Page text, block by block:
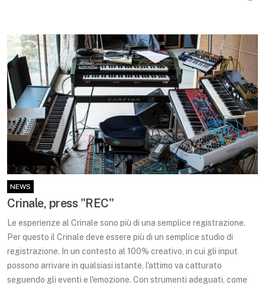
NEWS
Crinale, press "REC"
Le esperienze al Crinale sono più di una semplice registrazione.
Per questo il Crinale deve essere più di un semplice studio di
registrazione. In un contesto al 100% creativo, in cui gli input
possono arrivare in qualsiasi istante, l'attimo va catturato
seguendo gli eventi e l'emozione. Con strumenti adeguati, come